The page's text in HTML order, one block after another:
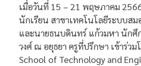
เมื่อวันที่ 15 – 21 พฤษภาคม
นักเรียน สาขาเทคโนโลยีระบบ
และนายธนบดินทร์ แก้วมหา นักศึ
วงศ์ ณ อยุธยา ครูที่ปรึกษา เข้าร่ว
School of Technology and